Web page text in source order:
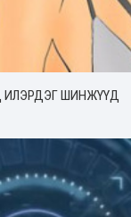
ИЛЭРДЭГ ШИНЖҮҮД